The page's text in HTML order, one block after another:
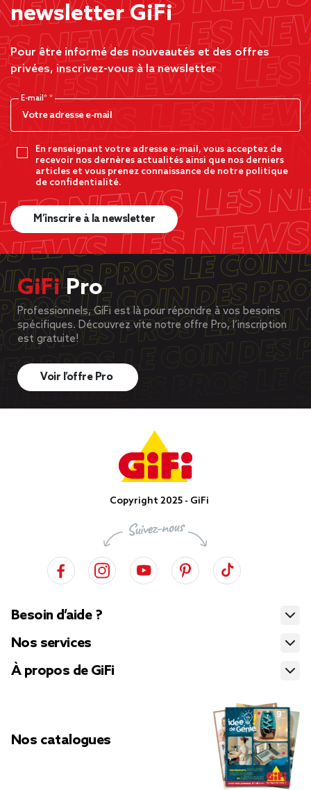
newsletter GiFi
Pour être informé des nouveautés et des offres
privées, inscrivez-vous à la newsletter
E-mail*
En renseignant votre adresse e-mail, vous acceptez de
recevoir nos dernères actualités ainsi que nos derniers
articles et vous prenez connaissance de notre politique
de confidentialité.
M’inscrire à la newsletter
GiFiPro
Professionnels, GiFi est là pour répondre à vos besoins
spécifiques. Découvrez vite notre offre Pro, l’inscription
est gratuite!
Voir l’offre Pro
Copyright 2025 - GiFi
Besoin d’aide ?
Nos services
À propos de GiFi
Nos catalogues